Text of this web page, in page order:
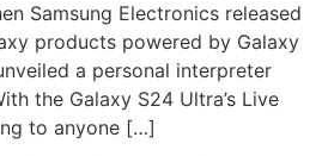
Samsung Electronics released
products powered by Galaxy
a personal interpreter
the Galaxy S24 Ultra’s Live
to anyone […]